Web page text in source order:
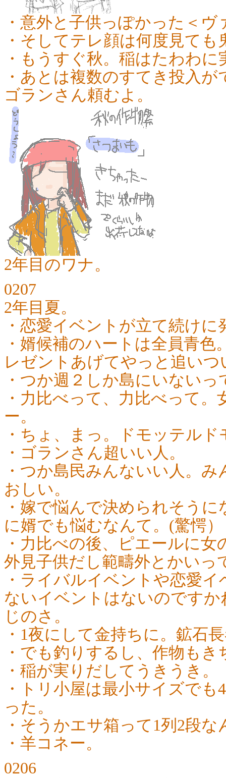
・意外と子供っぽかった＜ヴ
・そしてテレ顔は何度見て
・もうすぐ秋。稲はたわわ
・あとは複数のすてき投入
ゴランさん頼むよ。
2年目のワナ。
0207
2年目夏。
・恋愛イベントが立て続けに
・婿候補のハートは全員青
レゼントあげてやっと追いつ
・つか週２しか島にいないっ
・力比べって、力比べって
ー。
・ちょ、まっ。ドモッテル
・ゴランさん超いい人。
・つか島民みんないい人。
おしい。
・嫁で悩んで決められそう
に婿でも悩むなんて。(驚愕）
・力比べの後、ピエールに
外見子供だし範疇外とかいっ
・ライバルイベントや恋愛
ないイベントはないのです
じのさ。
・1夜にして金持ちに。鉱石
・でも釣りするし、作物も
・稲が実りだしてうきうき。
・トリ小屋は最小サイズで
った。
・そうかエサ箱って1列2段な
・羊コネー。
0206